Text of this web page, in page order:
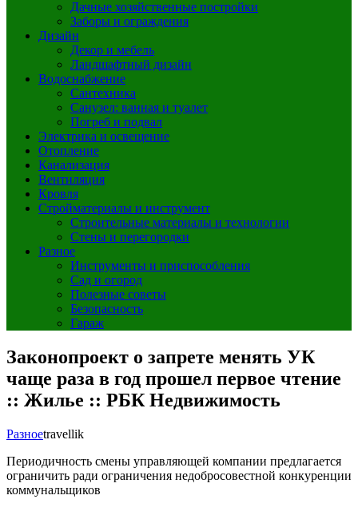
Дачные хозяйственные постройки
Заборы и ограждения
Дизайн
Декор и мебель
Ландшафтный дизайн
Водоснабжение
Сантехника
Санузел: ванная и туалет
Погреб и подвал
Электрика и освещение
Отопление
Канализация
Вентиляция
Кровля
Стройматериалы и инструмент
Строительные материалы и технологии
Стены и перегородки
Разное
Инструменты и приспособления
Сад и огород
Полезные советы
Безопасность
Гараж
Законопроект о запрете менять УК
чаще раза в год прошел первое чтение
:: Жилье :: РБК Недвижимость
Разноеtravellik
Периодичность смены управляющей компании предлагается
ограничить ради ограничения недобросовестной конкуренции
коммунальщиков